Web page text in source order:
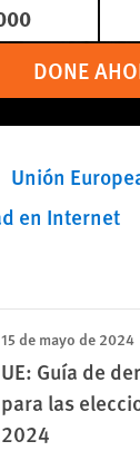
DONE
Unión
en Internet
15 de mayo de 2024
UE: Guía de
para las
2024